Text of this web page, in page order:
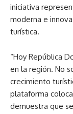
iniciativa
moderna e
turística.
“Hoy República
en la región. No
crecimiento
plataforma
demuestra que